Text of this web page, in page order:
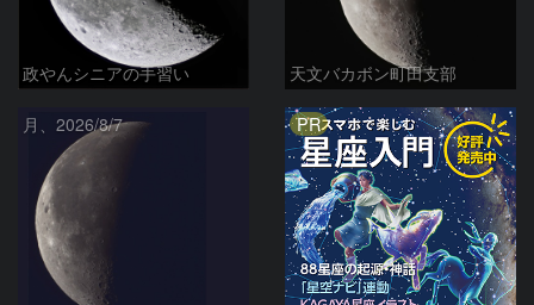
政やんシニアの手習い 天文バカボン町田支部
月、2026/8/7 PR